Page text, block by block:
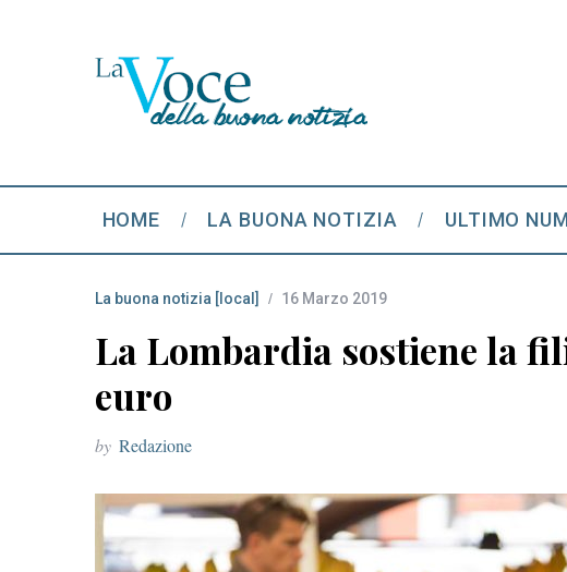
HOME LA BUONA NOTIZIA ULTIMO
La buona notizia [local] 16 Marzo 2019
La Lombardia sostiene la
euro
by Redazione